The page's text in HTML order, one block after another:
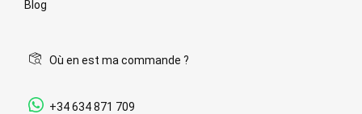
Blog
Où en est ma commande ?
+34 634 871 709